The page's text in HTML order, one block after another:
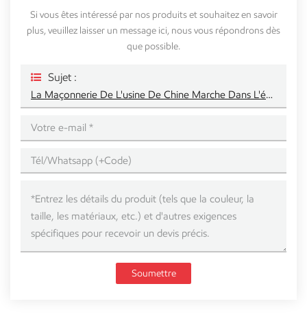
Si vous êtes intéressé par nos produits et souhaitez en savoir
plus, veuillez laisser un message ici, nous vous répondrons dès
que possible.
Sujet :
La Maçonnerie De L'usine De Chine Marche Dans L'échafaudage Du Cadre D'échelle
Soumettre